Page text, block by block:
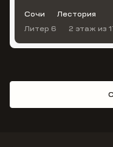
Сочи
Лестория
Литер 6
2 этаж из